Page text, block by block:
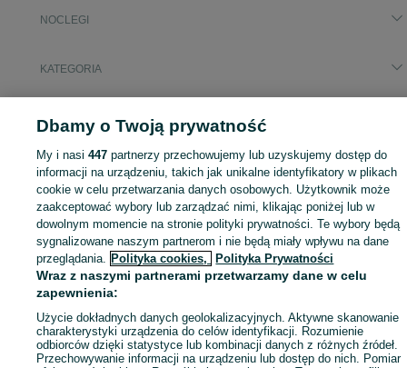
NOCLEGI
KATEGORIA
Mapa kategorii
Mapa miejscowości
Mapa ministron
Popularne wyszukiwania
Dbamy o Twoją prywatność
My i nasi447 partnerzy przechowujemy lub uzyskujemy dostęp do
informacji na urządzeniu, takich jak unikalne identyfikatory w plikach
cookie w celu przetwarzania danych osobowych. Użytkownik może
zaakceptować wybory lub zarządzać nimi, klikając poniżej lub w
dowolnym momencie na stronie polityki prywatności. Te wybory będą
sygnalizowane naszym partnerom i nie będą miały wpływu na dane
przeglądania. Polityka cookies, Polityka Prywatności
Wraz z naszymi partnerami przetwarzamy dane w celu
zapewnienia:
Użycie dokładnych danych geolokalizacyjnych. Aktywne skanowanie
charakterystyki urządzenia do celów identyfikacji. Rozumienie
odbiorców dzięki statystyce lub kombinacji danych z różnych źródeł.
Przechowywanie informacji na urządzeniu lub dostęp do nich. Pomiar